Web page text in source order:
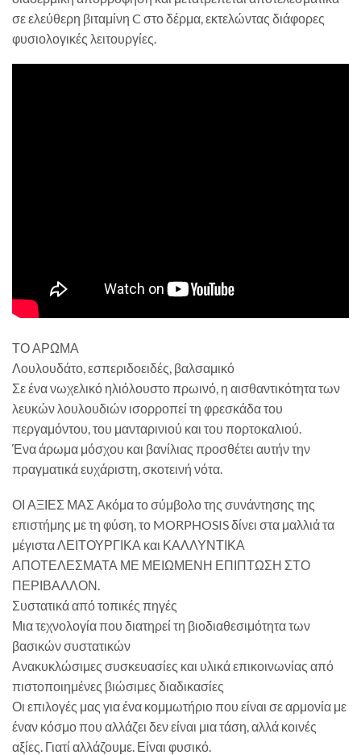
σε ελεύθερη βιταμίνη C στο δέρμα, εκτελώντας διάφορες
φυσιολογικές λειτουργίες.
ΤΟ ΑΡΩΜΑ
Λουλουδάτο, εσπεριδοειδές, βαλσαμικό
Σε ένα νωχελικό ηλιόλουστο πρωινό, η αισθαντικότητα των
λευκών λουλουδιών ισορροπεί τη φρεσκάδα του
περγαμόντου, του μανταρινιού και του πορτοκαλιού.
Ένα άρωμα μόσχου και βανίλιας προσθέτει αυτήν την
πραγματικά ευχάριστη, σκοτεινή νότα.
ΟΙ ΑΞΙΕΣ ΜΑΣ Ακόμα το σύμβολο της συνάντησης της
επιστήμης με τη φύση, το MORPHOSIS δίνει στα μαλλιά τα
μέγιστα ΛΕΙΤΟΥΡΓΙΚΑ και ΚΑΛΛΥΝΤΙΚΑ
ΑΠΟΤΕΛΕΣΜΑΤΑ ΜΕ ΜΕΙΩΜΕΝΗ ΕΠΙΠΤΩΣΗ ΣΤΟ
ΠΕΡΙΒΑΛΛΟΝ.
Συστατικά από τοπικές πηγές
Μια τεχνολογία που διατηρεί τη βιοδιαθεσιμότητα των
βασικών συστατικών
Ανακυκλώσιμες συσκευασίες και υλικά επικοινωνίας από
πιστοποιημένες βιώσιμες διαδικασίες
Οι επιλογές μας για ένα κομμωτήριο που είναι σε αρμονία με
έναν κόσμο που αλλάζει δεν είναι μια τάση, αλλά κοινές
αξίες. Γιατί αλλάζουμε. Είναι φυσικό.